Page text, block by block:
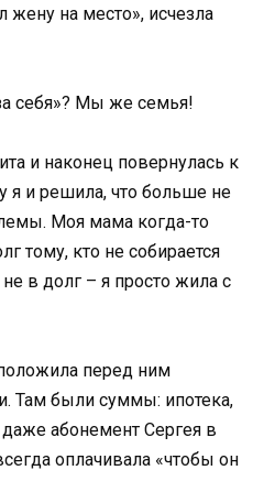
жену на место», исчезла
себя»? Мы же семья!
и наконец повернулась к
я и решила, что больше не
Моя мама когда-то
тому, кто не собирается
в долг – я просто жила с
перед ним
Там были суммы: ипотека,
абонемент Сергея в
оплачивала «чтобы он